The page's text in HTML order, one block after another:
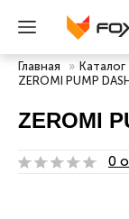
Главная » Каталог
ZEROMI PUMP
ZEROMI
0